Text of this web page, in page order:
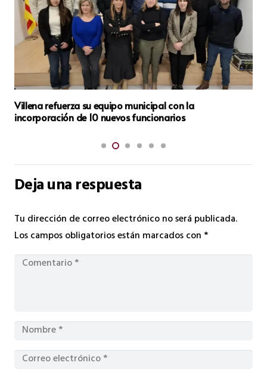
Villena celebra la convivencia en la IX Edición del Día del
Socio de la Junta de la Virgen
Deja una respuesta
Tu dirección de correo electrónico no será publicada.
Los campos obligatorios están marcados con*